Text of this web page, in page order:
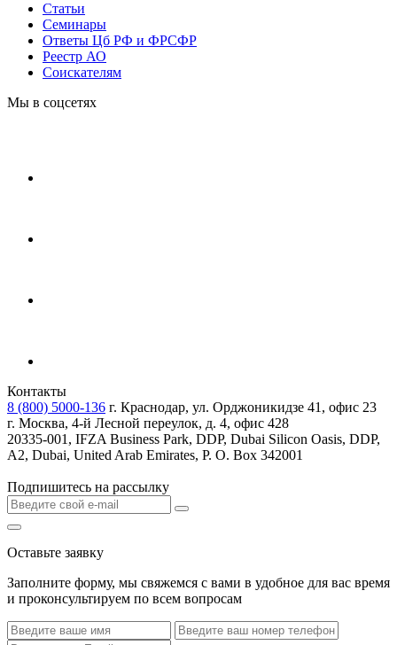
Статьи
Cеминары
Ответы Цб РФ и ФРСФР
Реестр АО
Соискателям
Мы в соцсетях
Контакты
8 (800) 5000-136 г. Краснодар, ул. Орджоникидзе 41, офис 23
г. Москва, 4-й Лесной переулок, д. 4, офис 428
20335-001, IFZA Business Park, DDP, Dubai Silicon Oasis, DDP,
A2, Dubai, United Arab Emirates, P. O. Box 342001
Подпишитесь на рассылку
Оставьте заявку
Заполните форму, мы свяжемся с вами в удобное для вас время
и проконсультируем по всем вопросам